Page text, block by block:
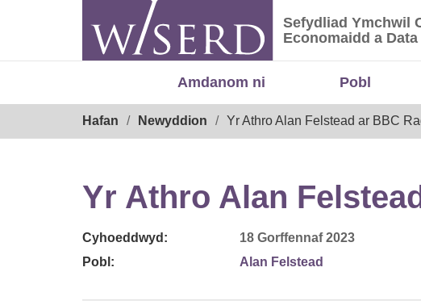
Sefydliad
Sefydliad Ymchwil
Economaidd a
Amdanom ni Pobl
Hafan Newyddion Yr Athro Alan Felstead ar BBC
Yr Athro Alan
Cyhoeddwyd:
18 Gorffennaf 2023
Pobl:
Alan Felstead